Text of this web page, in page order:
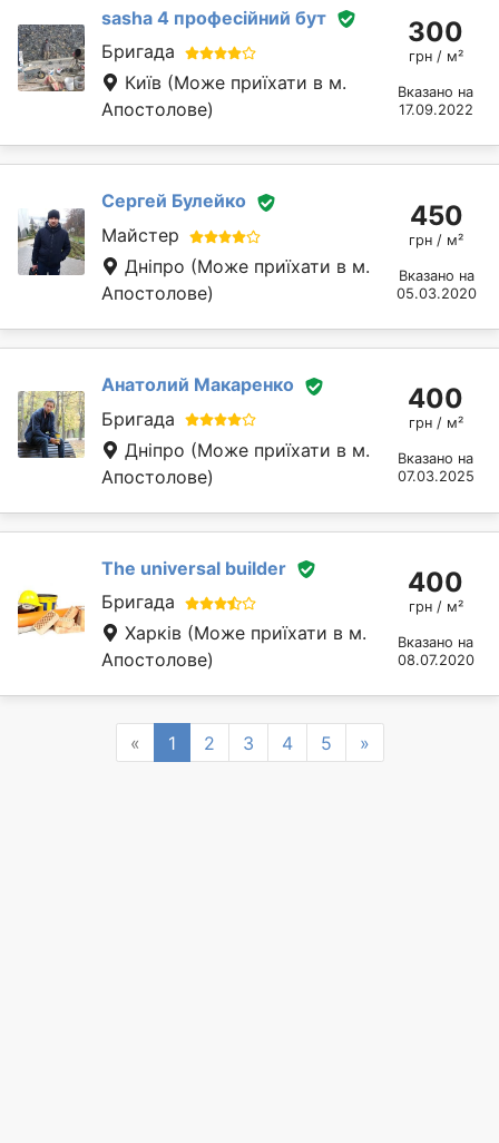
sasha 4 професійний бут
Бригада
Київ (Може приїхати в м.
Апостолове)
300
грн / м²
Вказано на
17.09.2022
Сергей Булейко
Майстер
Дніпро (Може приїхати в м.
Апостолове)
450
грн / м²
Вказано на
05.03.2020
Анатолий Макаренко
Бригада
Дніпро (Може приїхати в м.
Апостолове)
400
грн / м²
Вказано на
07.03.2025
The universal builder
Бригада
Харків (Може приїхати в м.
Апостолове)
400
грн / м²
Вказано на
08.07.2020
« Previous
1 2 3 4 5 »Next